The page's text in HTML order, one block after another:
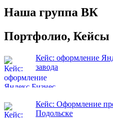
Наша группа ВК
Портфолио, Кейсы
Кейс: оформление
завода
Кейс: Оформление
Подольске